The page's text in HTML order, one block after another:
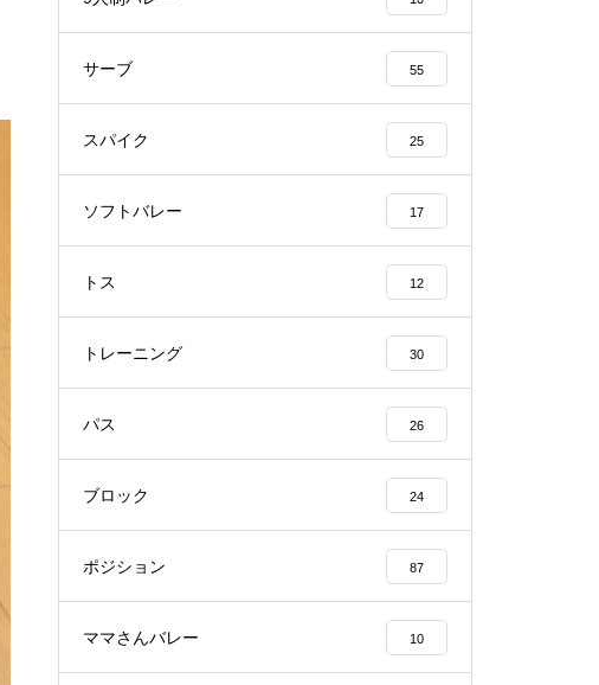
サーブ 55
スパイク 25
ソフトバレー 17
トス 12
トレーニング 30
パス 26
ブロック 24
ポジション 87
ママさんバレー 10